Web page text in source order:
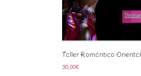
Taller Romántico Oriental
30,00€